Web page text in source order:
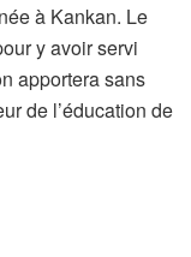
à Kankan. Le
y avoir servi
apportera sans
de l’éducation de